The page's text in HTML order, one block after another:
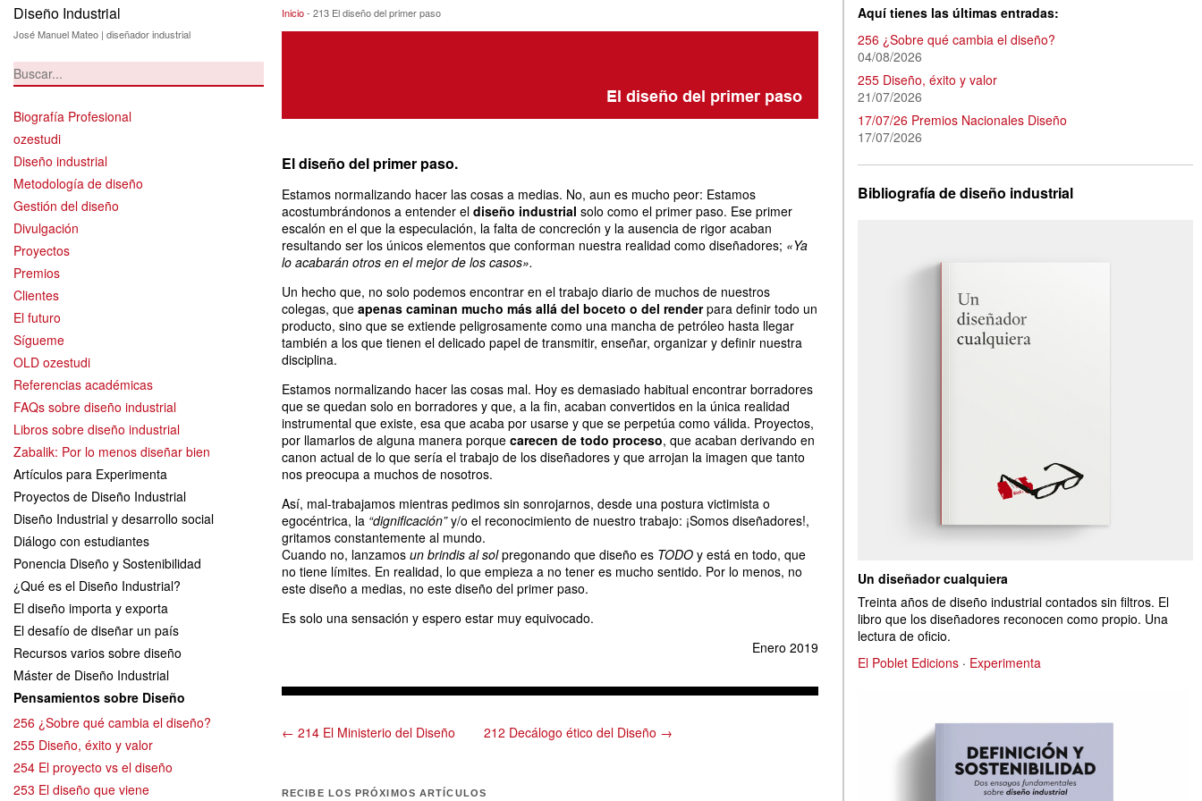
Diseño Industrial
José Manuel Mateo | diseñador industrial
Biografía Profesional
ozestudi
Diseño industrial
Metodología de diseño
Gestión del diseño
Divulgación
Proyectos
Premios
Clientes
El futuro
Sígueme
OLD ozestudi
Referencias académicas
FAQs sobre diseño industrial
Libros sobre diseño industrial
Zabalik: Por lo menos diseñar bien
Artículos para Experimenta
Proyectos de Diseño Industrial
Diseño Industrial y desarrollo social
Diálogo con estudiantes
Ponencia Diseño y Sostenibilidad
¿Qué es el Diseño Industrial?
El diseño importa y exporta
El desafío de diseñar un país
Recursos varios sobre diseño
Máster de Diseño Industrial
Pensamientos sobre Diseño
256 ¿Sobre qué cambia el diseño?
255 Diseño, éxito y valor
254 El proyecto vs el diseño
253 El diseño que viene
213 El diseño del primer paso
Inicio- 213 El diseño del primer paso
El diseño del primer paso.
Estamos normalizando hacer las cosas a medias. No, aun es mucho peor: Estamos
acostumbrándonos a entender el diseño industrial solo como el primer paso. Ese primer
escalón en el que la especulación, la falta de concreción y la ausencia de rigor acaban
resultando ser los únicos elementos que conforman nuestra realidad como diseñadores; «Ya
lo acabarán otros en el mejor de los casos».
Un hecho que, no solo podemos encontrar en el trabajo diario de muchos de nuestros
colegas, que apenas caminan mucho más allá del boceto o del renderpara definir todo un
producto, sino que se extiende peligrosamente como una mancha de petróleo hasta llegar
también a los que tienen el delicado papel de transmitir, enseñar, organizar y definir nuestra
disciplina.
Estamos normalizando hacer las cosas mal. Hoy es demasiado habitual encontrar borradores
que se quedan solo en borradores y que, a la fin, acaban convertidos en la única realidad
instrumental que existe, esa que acaba por usarse y que se perpetúa como válida. Proyectos,
por llamarlos de alguna manera porque carecen de todo proceso, que acaban derivando en
canon actual de lo que sería el trabajo de los diseñadores y que arrojan la imagen que tanto
nos preocupa a muchos de nosotros.
Así, mal-trabajamos mientras pedimos sin sonrojarnos, desde una postura victimista o
egocéntrica, la “dignificación”y/o el reconocimiento de nuestro trabajo: ¡Somos diseñadores!,
gritamos constantemente al mundo.
Cuando no, lanzamos un brindis al solpregonando que diseño es TODO y está en todo, que
no tiene límites. En realidad, lo que empieza a no tener es mucho sentido. Por lo menos, no
este diseño a medias, no este diseño del primer paso.
Es solo una sensación y espero estar muy equivocado.
Enero 2019
← 214 El Ministerio del Diseño 212 Decálogo ético del Diseño →
RECIBE LOS PRÓXIMOS ARTÍCULOS
Aquí tienes las últimas entradas:
256 ¿Sobre qué cambia el diseño?
04/08/2026
255 Diseño, éxito y valor
21/07/2026
17/07/26 Premios Nacionales Diseño
17/07/2026
Bibliografía de diseño industrial
Un diseñador cualquiera
Treinta años de diseño industrial contados sin filtros. El
libro que los diseñadores reconocen como propio. Una
lectura de oficio.
El Poblet Edicions · Experimenta